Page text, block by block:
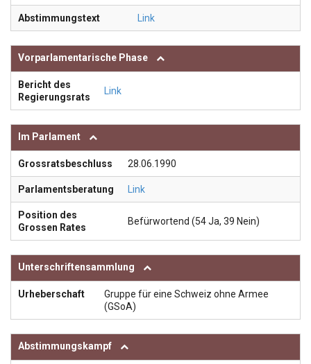
Abstimmungstext Link
Vorparlamentarische Phase
Bericht des
Regierungsrats
Link
Im Parlament
Grossratsbeschluss 28.06.1990
Parlamentsberatung Link
Position des
Grossen Rates
Befürwortend (54 Ja, 39 Nein)
Unterschriftensammlung
Urheberschaft
Gruppe für eine Schweiz ohne Armee
(GSoA)
Abstimmungskampf